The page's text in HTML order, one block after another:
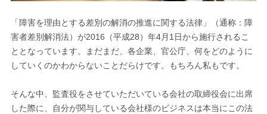
「障害を理由とする差別の解消の推進に関する法律」（通称：障
害者差別解消法）が2016（平成28）年4月1日から施行されるこ
ととなっています。まだまだ、各企業、官公庁、何をどのように
していくのかわからないことだらけです。もちろん私もです。
そんな中、監査役をさせていただいている会社の取締役会に出席
した際に、自分が関与している会社様のビジネスは本当にこの法